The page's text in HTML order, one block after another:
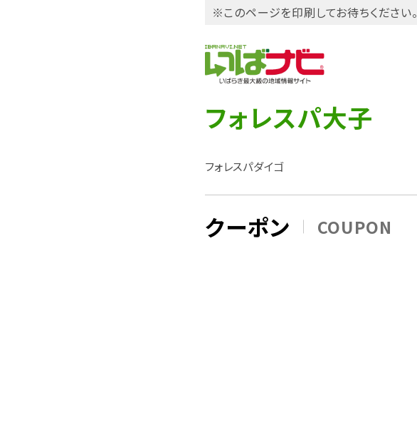
※このページを印刷してお待ちください。
フォレスパ大子
フォレスパダイゴ
クーポン COUPON